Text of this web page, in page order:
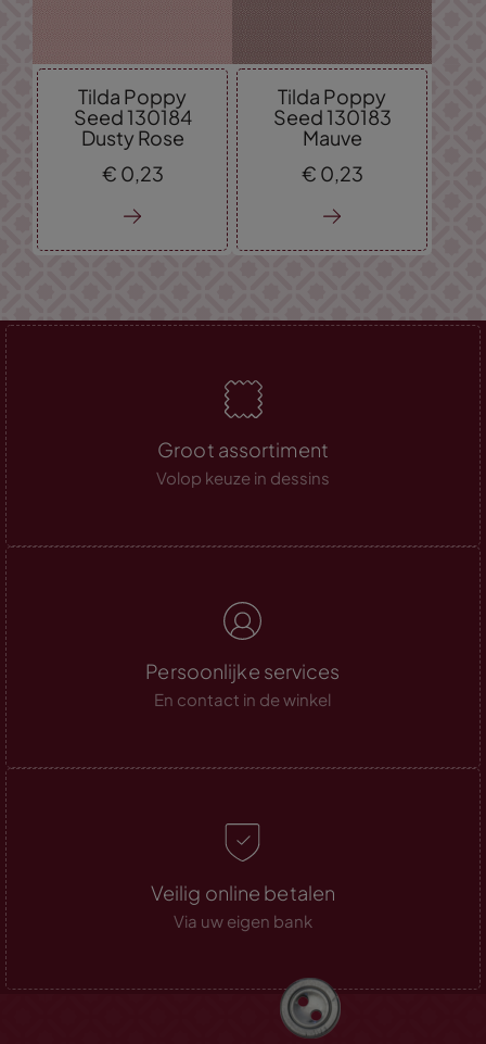
Tilda Poppy
Seed 130184
Dusty Rose
€ 0, 23
Tilda Poppy
Seed 130183
Mauve
€ 0, 23
Groot assortiment
Volop keuze in dessins
Persoonlijke services
En contact in de winkel
Veilig online betalen
Via uw eigen bank